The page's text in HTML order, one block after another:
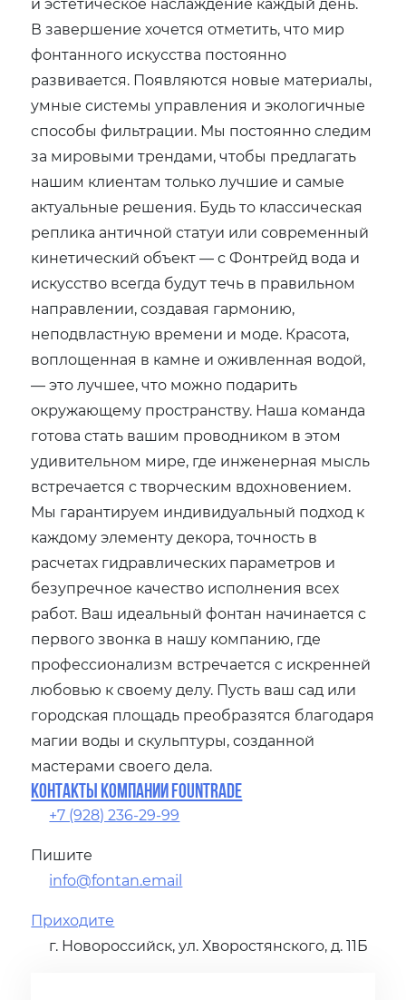
В завершение хочется отметить, что мир
фонтанного искусства постоянно
развивается. Появляются новые материалы,
умные системы управления и экологичные
способы фильтрации. Мы постоянно следим
за мировыми трендами, чтобы предлагать
нашим клиентам только лучшие и самые
актуальные решения. Будь то классическая
реплика античной статуи или современный
кинетический объект — с Фонтрейд вода и
искусство всегда будут течь в правильном
направлении, создавая гармонию,
неподвластную времени и моде. Красота,
воплощенная в камне и оживленная водой,
— это лучшее, что можно подарить
окружающему пространству. Наша команда
готова стать вашим проводником в этом
удивительном мире, где инженерная мысль
встречается с творческим вдохновением.
Мы гарантируем индивидуальный подход к
каждому элементу декора, точность в
расчетах гидравлических параметров и
безупречное качество исполнения всех
работ. Ваш идеальный фонтан начинается с
первого звонка в нашу компанию, где
профессионализм встречается с искренней
любовью к своему делу. Пусть ваш сад или
городская площадь преобразятся благодаря
магии воды и скульптуры, созданной
мастерами своего дела.
Контакты компании Fountrade
+7 (928) 236-29-99
Пишите
info@fontan.email
Приходите
г. Новороссийск, ул. Хворостянского, д. 11Б